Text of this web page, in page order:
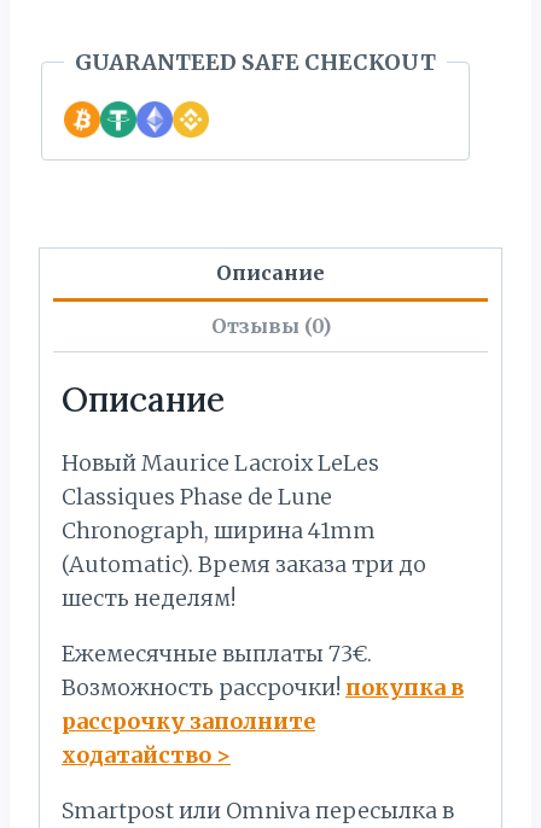
GUARANTEED SAFE CHECKOUT
Описание
Отзывы (0)
Описание
Новый Maurice Lacroix LeLes
Classiques Phase de Lune
Chronograph, ширина 41mm
(Automatic). Время заказа три до
шесть неделям!
Ежемесячные выплаты 73€.
Bозможность рассрочки! покупка в
рассрочку заполните
ходатайство >
Smartpost или Omniva пересылка в